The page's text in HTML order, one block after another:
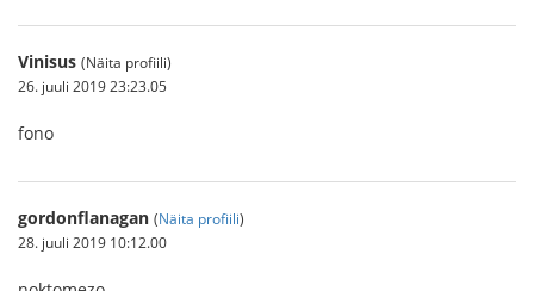
Vinisus (Näita profiili)
26. juuli 2019 23:23.05
fono
gordonflanagan (Näita profiili)
28. juuli 2019 10:12.00